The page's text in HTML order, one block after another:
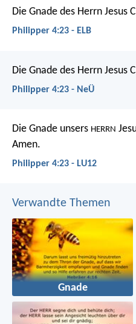
Die Gnade des Herrn Jesus
Philipper 4:23 - ELB
Die Gnade des Herrn Jesus
Philipper 4:23 - NeÜ
Die Gnade unsers HERRN
Amen.
Philipper 4:23 - LU12
Verwandte Themen
Gnade